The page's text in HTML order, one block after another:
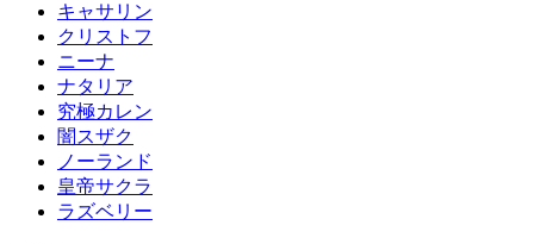
キャサリン
クリストフ
ニーナ
ナタリア
究極カレン
闇スザク
ノーランド
皇帝サクラ
ラズベリー